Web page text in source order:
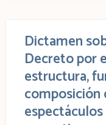
Dictamen
Decreto por
estructura,
composición